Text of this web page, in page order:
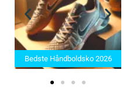
Bedste Håndboldsko 2026